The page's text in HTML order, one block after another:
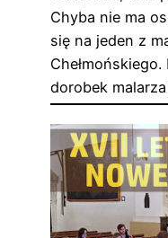
Chyba nie ma
się na jeden z
dorobek